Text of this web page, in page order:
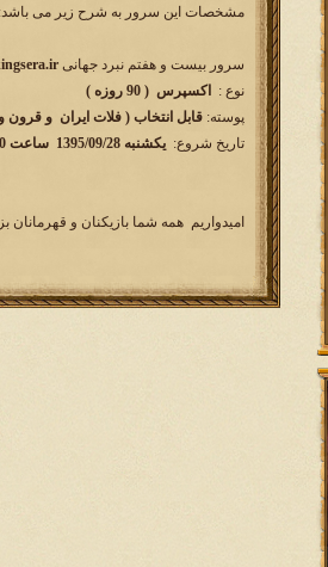
مشخصات این سرور به شرح زیر می باشد:
سرور بیست و هفتم نبرد جهانی
نوع :
اکسپرس ( 90 روزه )
پوسته:قابل انتخاب ( فلات ایران و
تاریخ شروع:یکشنبه 1395/09/28 ساعت 16:00
امیدواریم همه شما بازیکنان و